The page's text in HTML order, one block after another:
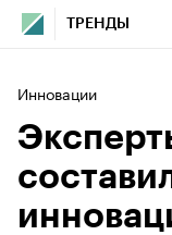
ТРЕНДЫ
Инновации